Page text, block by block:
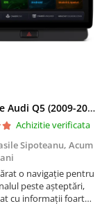
Navigatie Audi Q5 (2009-2017), Linux OS & OEM, MMI 3G, CarPlay & Android Auto Wireless, MirrorLink, Camera AHD, 12.3 Inch - AD-BGAALNXH+AD-BGRKITQ5002
Achizitie verificata
Sipoteanu, Acum
o navigație pentru
peste așteptări,
cu informații foarte